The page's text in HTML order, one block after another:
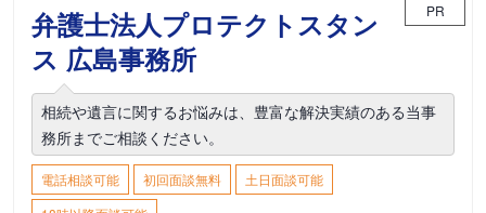
弁護士法人プロテクトスタン
ス 広島事務所
PR
相続や遺言に関するお悩みは、豊富な解決実績のある当事
務所までご相談ください。
電話相談可能 初回面談無料
土日面談可能